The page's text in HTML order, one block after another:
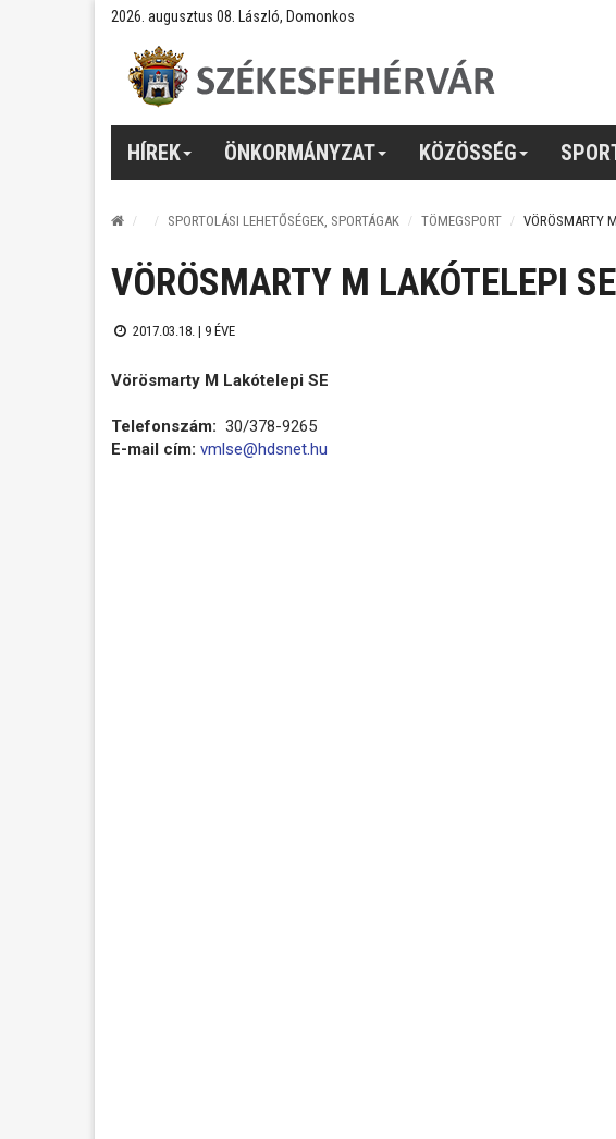
2026. augusztus 08. László, Domonkos
HÍREK ÖNKORMÁNYZAT KÖZÖSSÉG
SPORTOLÁSI LEHETŐSÉGEK, SPORTÁGAK TÖMEGSPORT VÖRÖSMARTY
VÖRÖSMARTY M LAKÓTELEPI SE
2017.03.18. | 9 ÉVE
Vörösmarty M Lakótelepi SE
Telefonszám: 30/378-9265
E-mail cím: vmlse@hdsnet.hu